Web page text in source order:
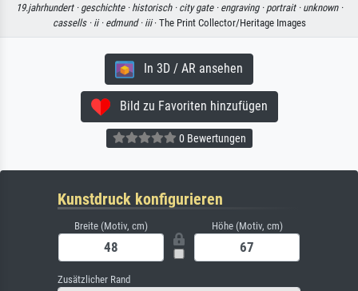
19.jahrhundert · geschichte · historisch · city gate · engraving · portrait · unknown ·
cassells · ii · edmund · iii· The Print Collector/Heritage Images
In 3D / AR ansehen
Bild zu Favoriten hinzufügen
0 Bewertungen
Kunstdruck konfigurieren
Breite (Motiv, cm) Höhe (Motiv, cm)
Zusätzlicher Rand